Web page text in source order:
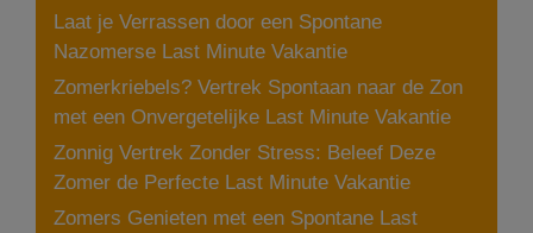
Laat je Verrassen door een Spontane
Nazomerse Last Minute Vakantie
Zomerkriebels? Vertrek Spontaan naar de Zon
met een Onvergetelijke Last Minute Vakantie
Zonnig Vertrek Zonder Stress: Beleef Deze
Zomer de Perfecte Last Minute Vakantie
Zomers Genieten met een Spontane Last